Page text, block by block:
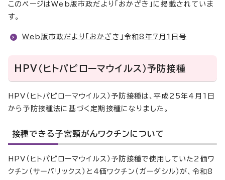
このページはWeb版市政だより「おかざき」に掲載されていま
す。
Web版市政だより「おかざき」令和8年7月1日号
HPV（ヒトパピローマウイルス）予防接種
HPV（ヒトパピローマウイルス）予防接種は、平成25年4月1日
から予防接種法に基づく定期接種になりました。
接種できる子宮頸がんワクチンについて
HPV（ヒトパピローマウイルス）予防接種で使用していた2価ワ
クチン（サーバリックス）と4価ワクチン（ガーダシル）が、令和8